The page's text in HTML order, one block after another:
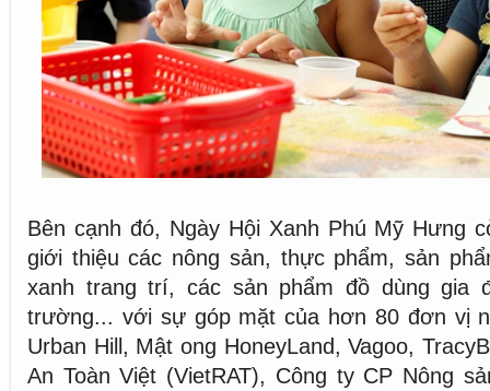
Bên cạnh đó, Ngày Hội Xanh Phú Mỹ Hưng
giới thiệu các nông sản, thực phẩm, sản
xanh trang trí, các sản phẩm đồ dùng gia
trường... với sự góp mặt của hơn 80 đơn vị
Urban Hill, Mật ong HoneyLand, Vagoo,
An Toàn Việt (VietRAT), Công ty CP Nông